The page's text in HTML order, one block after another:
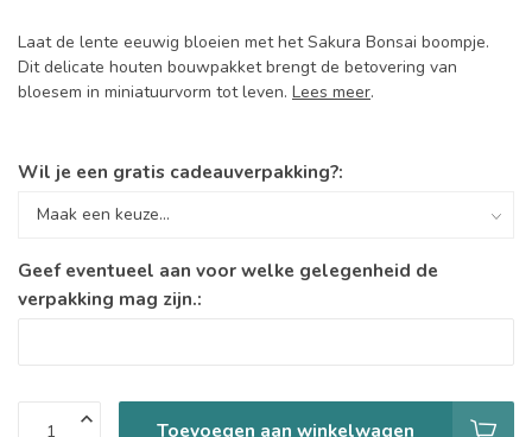
Laat de lente eeuwig bloeien met het Sakura Bonsai boompje.
Dit delicate houten bouwpakket brengt de betovering van
bloesem in miniatuurvorm tot leven. Lees meer.
Wil je een gratis cadeauverpakking?:
Geef eventueel aan voor welke gelegenheid de
verpakking mag zijn.:
Toevoegen aan winkelwagen